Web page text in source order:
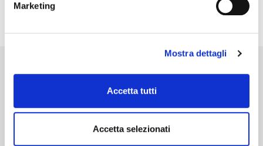
Marketing
Mostra dettagli
Accetta tutti
Accetta selezionati
Brescia
Rivenditore Autorizzato Rolex
Corso Palestro, 10/a